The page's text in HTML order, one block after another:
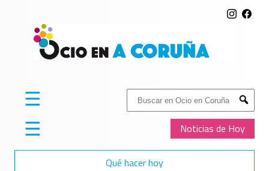
Buscar:
Submit
Noticias de Hoy
☰
☰
Qué hacer hoy